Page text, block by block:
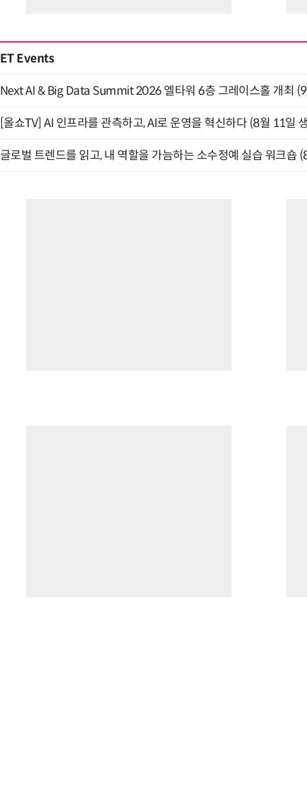
ET Events
Next AI & Big Data Summit 2026 엘타워 6층 그레이스홀 개최
[올쇼TV] AI 인프라를 관측하고, AI로 운영을 혁신하다 (8월 11일
글로벌 트렌드를 읽고, 내 역할을 가늠하는 소수정예 실습 워크숍